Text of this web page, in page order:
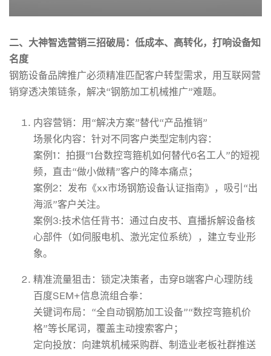
销
重
构
品
牌
护
城
河
二、 大神智选营销三招破局：低成本、高转化，打响设备知
名度
钢筋设备品牌推广‌必须精准匹配客户转型需求，用互联网营
销穿透决策链条，解决“钢筋加工机械推广”难题。
内容营销：用“解决方案”替代“产品推销”‌
场景化内容‌：针对不同客户类型定制内容：
案例1：拍摄“1台数控弯箍机如何替代6名工人”的短视
频，直击“做小做精”客户的降本痛点；
案例2：发布《xx市场钢筋设备认证指南》，吸引“出
海派”客户关注。
案例3:技术信任背书‌：通过白皮书、直播拆解设备核
心部件（如伺服电机、激光定位系统），建立专业形
象。
精准流量狙击：锁定决策者，击穿B端客户心理防线‌
百度SEM+信息流组合拳‌：
关键词布局：“全自动钢筋加工设备”“数控弯箍机价
格”等长尾词，覆盖主动搜索客户；
定向投放：向建筑机械采购群、制造业老板社群推送